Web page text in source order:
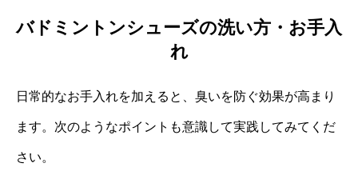
バドミントンシューズの洗い方・お手入
れ
日常的なお手入れを加えると、臭いを防ぐ効果が高まり
ます。次のようなポイントも意識して実践してみてくだ
さい。